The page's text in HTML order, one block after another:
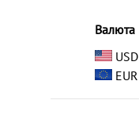
Валюта
USD
EUR